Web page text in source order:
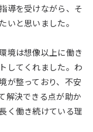
導を受けながら、そ
いと思いました。
境は想像以上に働き
してくれました。わ
が整っており、不安
解決できる点が助か
く働き続けている理